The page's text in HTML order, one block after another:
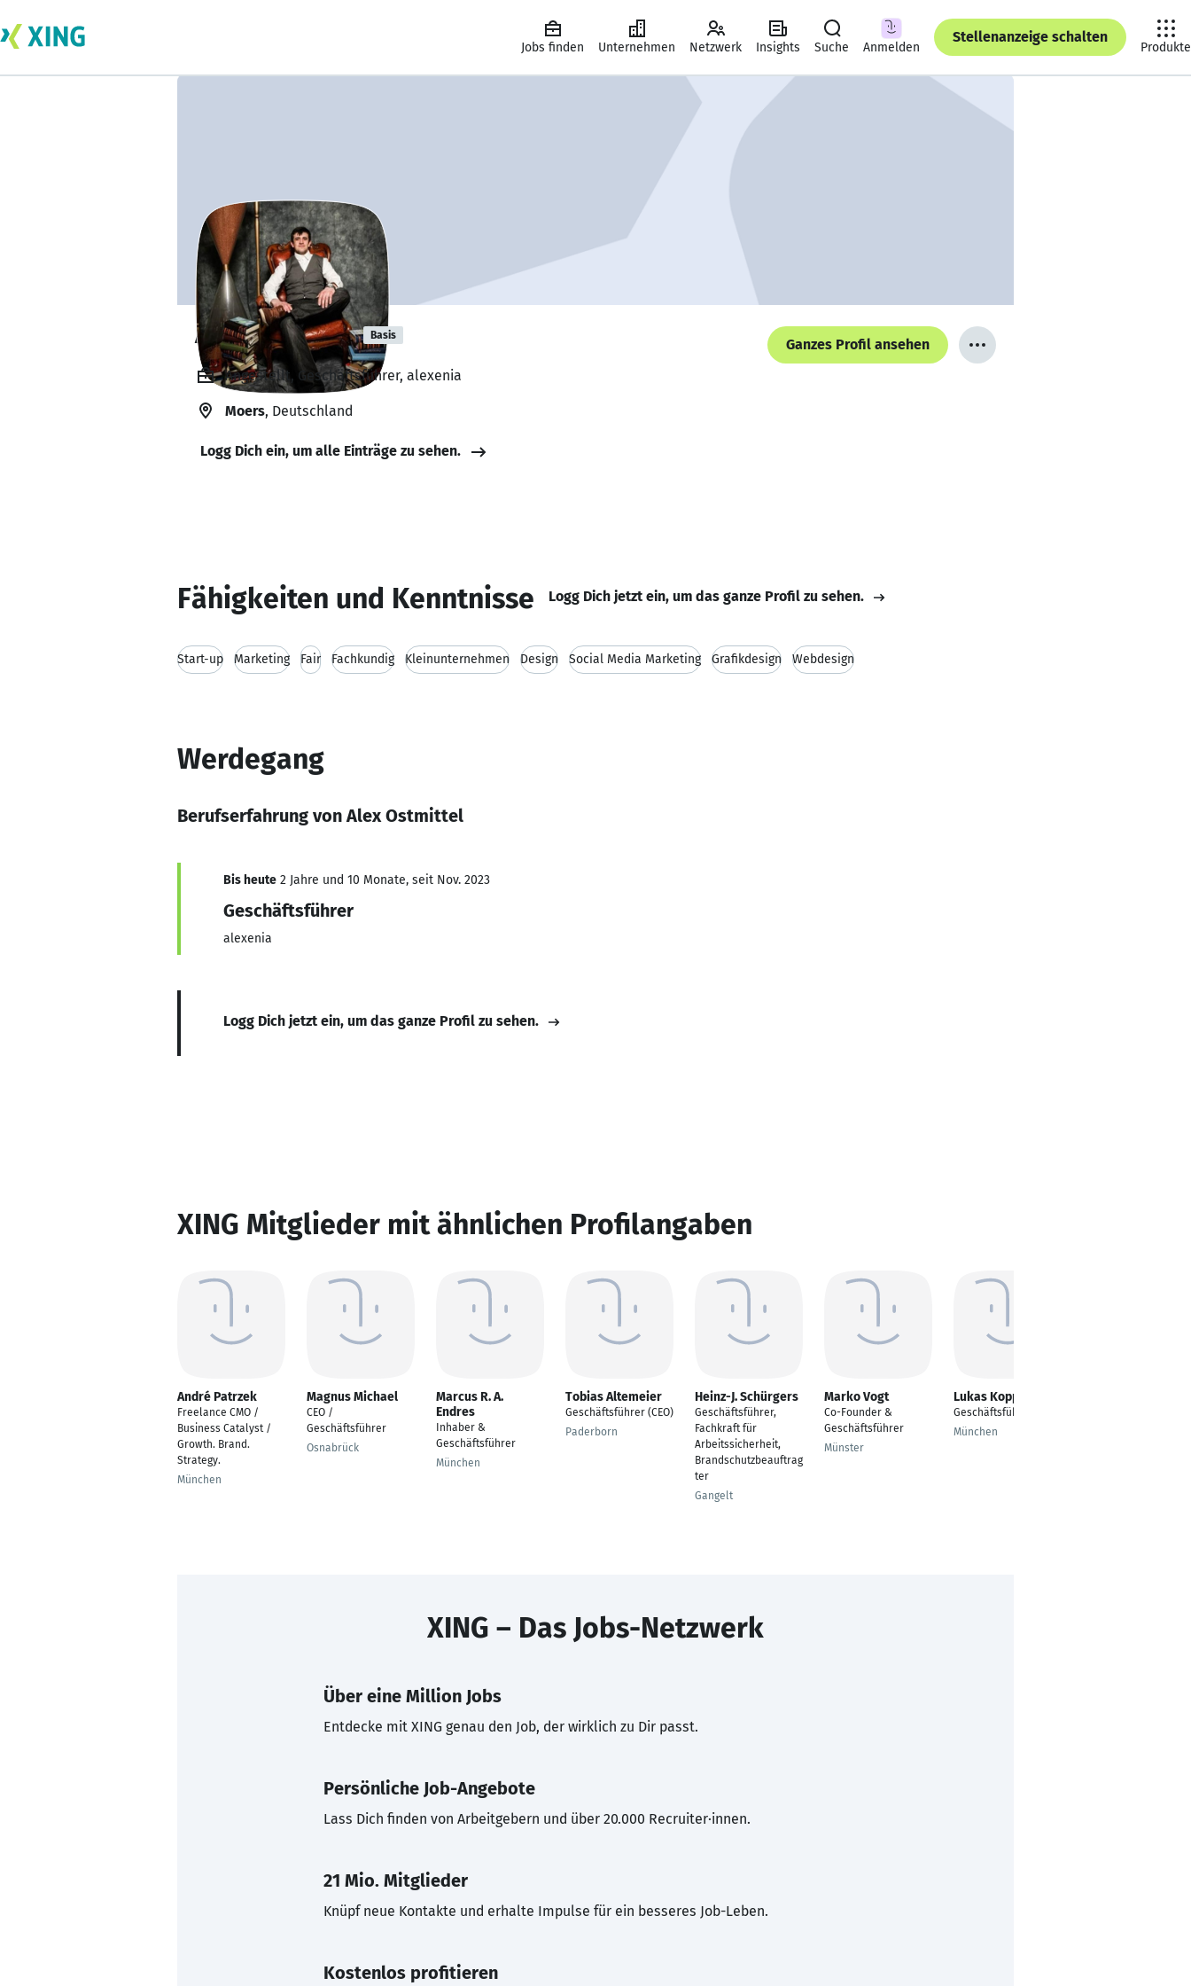
Jobs finden Unternehmen Netzwerk Insights Suche Anmelden
Stellenanzeige schalten
Produkte
Alex Ostmittel Basis
Ganzes Profil ansehen
Angestellt, Geschäftsführer, alexenia
Moers, Deutschland
Logg Dich ein, um alle Einträge zu sehen.
Fähigkeiten und Kenntnisse Logg Dich jetzt ein, um das ganze Profil zu sehen.
Start-up Marketing Fair Fachkundig Kleinunternehmen Design Social Media Marketing Grafikdesign Webdesign
Werdegang
Berufserfahrung von Alex Ostmittel
Bis heute 2 Jahre und 10 Monate, seit Nov. 2023
Geschäftsführer
alexenia
Logg Dich jetzt ein, um das ganze Profil zu sehen.
XING Mitglieder mit ähnlichen Profilangaben
André Patrzek
Freelance CMO /
Business Catalyst /
Growth. Brand.
Strategy.
München
Magnus Michael
CEO /
Geschäftsführer
Osnabrück
Marcus R. A.
Endres
Inhaber &
Geschäftsführer
München
Tobias Altemeier
Geschäftsführer (CEO)
Paderborn
Heinz-J. Schürgers
Geschäftsführer,
Fachkraft für
Arbeitssicherheit,
Brandschutzbeauftrag
ter
Gangelt
Marko Vogt
Co-Founder &
Geschäftsführer
Münster
Lukas Koppitz
Geschäftsführer
München
XING – Das Jobs-Netzwerk
Über eine Million Jobs
Entdecke mit XING genau den Job, der wirklich zu Dir passt.
Persönliche Job-Angebote
Lass Dich finden von Arbeitgebern und über 20.000 Recruiter·innen.
21 Mio. Mitglieder
Knüpf neue Kontakte und erhalte Impulse für ein besseres Job-Leben.
Kostenlos profitieren